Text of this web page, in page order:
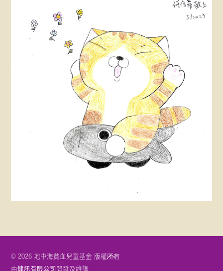
Back
© 2026 地中海貧血兒童基金 版權所有
由健訊有限公司 開發及維護